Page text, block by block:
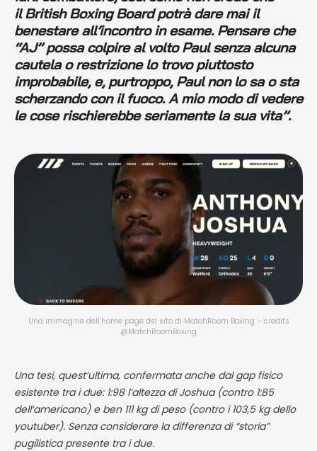
il British Boxing Board potrà dare mai il
benestare all’incontro in esame. Pensare che
“AJ” possa colpire al volto Paul senza alcuna
cautela o restrizione lo trovo piuttosto
improbabile, e, purtroppo, Paul non lo sa o sta
scherzando con il fuoco. A mio modo di vedere
le cose rischierebbe seriamente la sua vita”.
Una immagine dell’home page del sito di MatchRoom Boxing – credits
@MatchRoomBoxing
Una tesi, quest’ultima, confermata anche dal gap fisico
esistente tra i due: 1:98 l’altezza di Joshua (contro 1:85
dell’americano) e ben 111 kg di peso (contro i 103,5 kg dello
youtuber). Senza considerare la differenza di “storia”
pugilistica presente tra i due.